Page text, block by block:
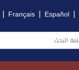
| Français | Español |